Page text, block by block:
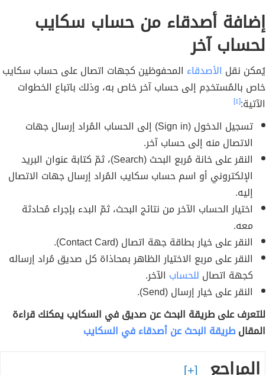
إضافة أصدقاء من حساب سكايب
لحساب آخر
يُمكن نقل الأصدقاء المحفوظين كجهات اتصال على حساب سكايب
خاص بالمُستخدِم إلى حساب آخر خاص به، وذلك باتباع الخطوات
الآتية:[٤]
تسجيل الدخول (Sign in) إلى الحساب المُراد إرسال جهات
الاتصال منه إلى حساب آخر.
النقر على خانة مُربع البحث (Search)، ثمّ كتابة عنوان البريد
الإلكتروني أو اسم حساب سكايب المُراد إرسال جهات الاتصال
إليه.
اختيار الحساب الآخر من نتائج البحث، ثمّ البدء بإجراء مُحادثة
معه.
النقر على خيار بطاقة جهة اتصال (Contact Card).
النقر على مربع الاختيار الظاهر بمحاذاة كل صديق مُراد إرساله
كجهة اتصال للحساب الآخر.
النقر على خيار إرسال (Send).
للتعرف على طريقة البحث عن صديق في السكايب يمكنك قراءة
المقالطريقة البحث عن أصدقاء في السكايب